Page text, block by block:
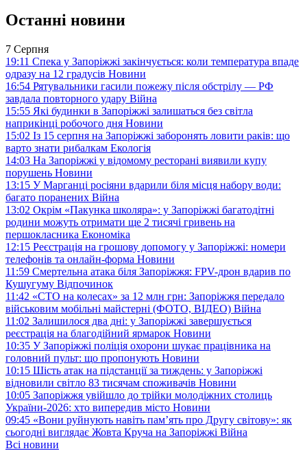
Останні новини
7 Серпня
19:11 Спека у Запоріжжі закінчується: коли температура впаде
одразу на 12 градусів Новини
16:54 Рятувальники гасили пожежу після обстрілу — РФ
завдала повторного удару Війна
15:55 Які будинки в Запоріжжі залишаться без світла
наприкінці робочого дня Новини
15:02 Із 15 серпня на Запоріжжі заборонять ловити раків: що
варто знати рибалкам Екологія
14:03 На Запоріжжі у відомому ресторані виявили купу
порушень Новини
13:15 У Марганці росіяни вдарили біля місця набору води:
багато поранених Війна
13:02 Окрім «Пакунка школяра»: у Запоріжжі багатодітні
родини можуть отримати ще 2 тисячі гривень на
першокласника Економіка
12:15 Реєстрація на грошову допомогу у Запоріжжі: номери
телефонів та онлайн-форма Новини
11:59 Смертельна атака біля Запоріжжя: FPV-дрон вдарив по
Кушугуму Відпочинок
11:42 «СТО на колесах» за 12 млн грн: Запоріжжя передало
військовим мобільні майстерні (ФОТО, ВІДЕО) Війна
11:02 Залишилося два дні: у Запоріжжі завершується
реєстрація на благодійний ярмарок Новини
10:35 У Запоріжжі поліція охорони шукає працівника на
головний пульт: що пропонують Новини
10:15 Шість атак на підстанції за тиждень: у Запоріжжі
відновили світло 83 тисячам споживачів Новини
10:05 Запоріжжя увійшло до трійки молодіжних столиць
України-2026: хто випередив місто Новини
09:45 «Вони руйнують навіть пам’ять про Другу світову»: як
сьогодні виглядає Жовта Круча на Запоріжжі Війна
Всі новини